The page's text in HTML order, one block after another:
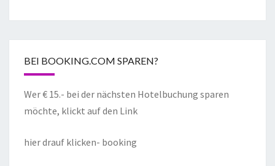
BEI BOOKING.COM SPAREN?
Wer € 15.- bei der nächsten Hotelbuchung sparen
möchte, klickt auf den Link
hier drauf klicken- booking